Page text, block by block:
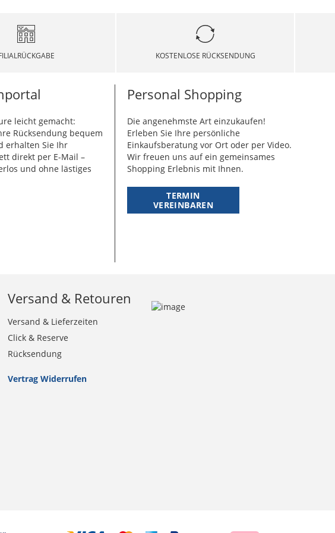
KOSTENLOSE RÜCKSENDUNG
leicht gemacht:
Rücksendung bequem
erhalten Sie Ihr
direkt per E-Mail –
und ohne lästiges
Personal Shopping
Die angenehmste Art einzukaufen!
Erleben Sie Ihre persönliche
Einkaufsberatung vor Ort oder per Video.
Wir freuen uns auf ein gemeinsames
Shopping Erlebnis mit Ihnen.
TERMIN
VEREINBAREN
Versand & Retouren
Versand & Lieferzeiten
Click & Reserve
Rücksendung
Vertrag Widerrufen